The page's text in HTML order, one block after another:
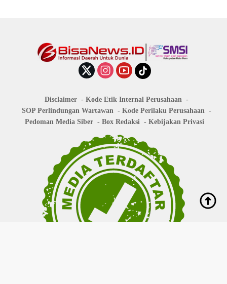
Disclaimer
Kode Etik Internal Perusahaan
SOP Perlindungan Wartawan
Kode Perilaku Perusahaan
Pedoman Media Siber
Box Redaksi Kebijakan Privasi